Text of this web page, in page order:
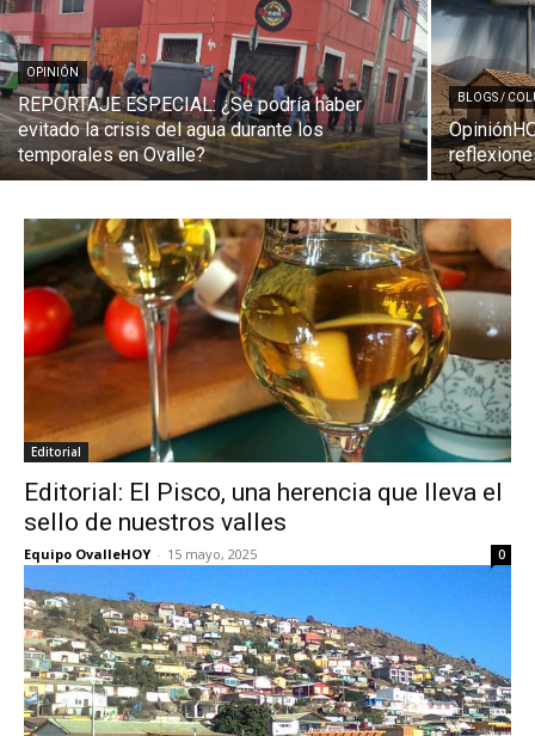
OPINIÓN
REPORTAJE ESPECIAL: ¿Se podría haber
evitado la crisis del agua durante los
temporales en Ovalle?
BLOGS /
Editorial
Editorial: El Pisco, una herencia que lleva el
sello de nuestros valles
Equipo OvalleHOY - 15 mayo, 2025 0